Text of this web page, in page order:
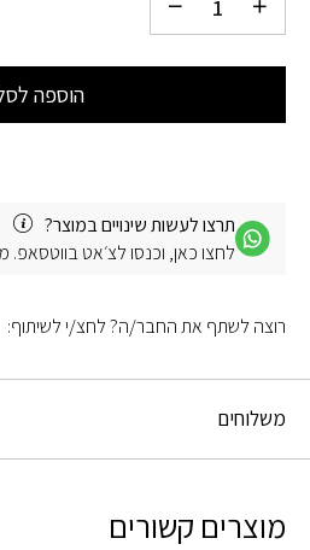
הוספה
תרצו לעשות שינויים במוצר?
לחצו כאן, וכנסו לצ׳אט בווטסאפ.
משלוחים
רוצה לשתף את החבר/ה? לחצ/י לשיתוף:
מוצרים קשורים